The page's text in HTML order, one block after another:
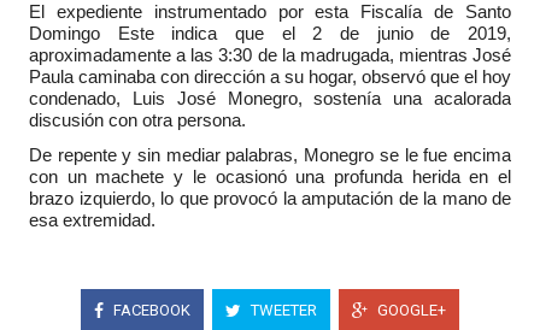
El expediente instrumentado por esta Fiscalía de Santo
Domingo Este indica que el 2 de junio de 2019,
aproximadamente a las 3:30 de la madrugada, mientras José
Paula caminaba con dirección a su hogar, observó que el hoy
condenado, Luis José Monegro, sostenía una acalorada
discusión con otra persona.
De repente y sin mediar palabras, Monegro se le fue encima
con un machete y le ocasionó una profunda herida en el
brazo izquierdo, lo que provocó la amputación de la mano de
esa extremidad.
FACEBOOK TWEETER GOOGLE+